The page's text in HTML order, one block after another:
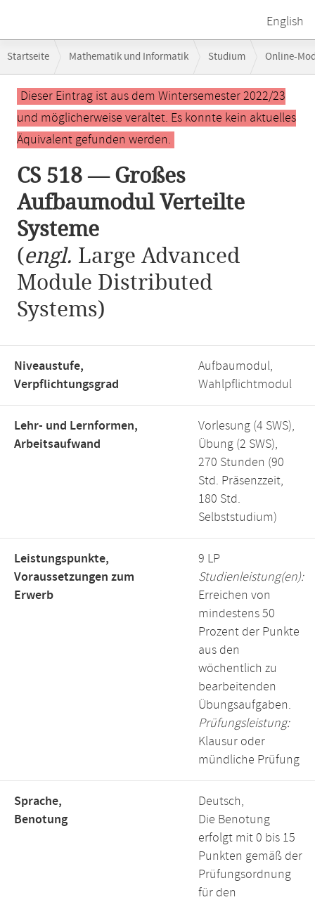
English
Navigation
Startseite Mathematik und Informatik Studium Online-
Hauptinhalt
Dieser Eintrag ist aus dem Wintersemester 2022/23
und möglicherweise veraltet. Es konnte kein aktuelles
Äquivalent gefunden werden.
CS 518 — Großes
Aufbaumodul Verteilte
Systeme
(engl. Large Advanced
Module Distributed
Systems)
Niveaustufe,
Verpflichtungsgrad
Aufbaumodul,
Wahlpflichtmodul
Lehr- und Lernformen,
Arbeitsaufwand
Vorlesung (4 SWS),
Übung (2 SWS),
270 Stunden (90
Std. Präsenzzeit,
180 Std.
Selbststudium)
Leistungspunkte,
Voraussetzungen zum
Erwerb
9 LP
Studienleistung(en):
Erreichen von
mindestens 50
Prozent der Punkte
aus den
wöchentlich zu
bearbeitenden
Übungsaufgaben.
Prüfungsleistung:
Klausur oder
mündliche Prüfung
Sprache,
Benotung
Deutsch,
Die Benotung
erfolgt mit 0 bis 15
Punkten gemäß der
Prüfungsordnung
für den